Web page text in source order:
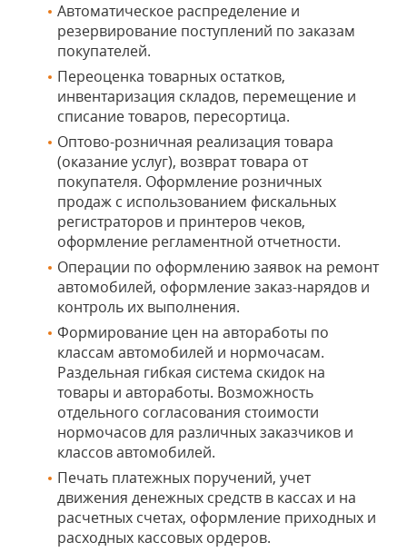
Автоматическое распределение и
резервирование поступлений по заказам
покупателей.
Переоценка товарных остатков,
инвентаризация складов, перемещение и
списание товаров, пересортица.
Оптово-розничная реализация товара
(оказание услуг), возврат товара от
покупателя. Оформление розничных
продаж с использованием фискальных
регистраторов и принтеров чеков,
оформление регламентной отчетности.
Операции по оформлению заявок на ремонт
автомобилей, оформление заказ-нарядов и
контроль их выполнения.
Формирование цен на автоработы по
классам автомобилей и нормочасам.
Раздельная гибкая система скидок на
товары и автоработы. Возможность
отдельного согласования стоимости
нормочасов для различных заказчиков и
классов автомобилей.
Печать платежных поручений, учет
движения денежных средств в кассах и на
расчетных счетах, оформление приходных и
расходных кассовых ордеров.